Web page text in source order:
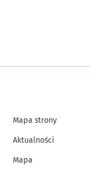
Mapa strony
Aktualności
Mapa